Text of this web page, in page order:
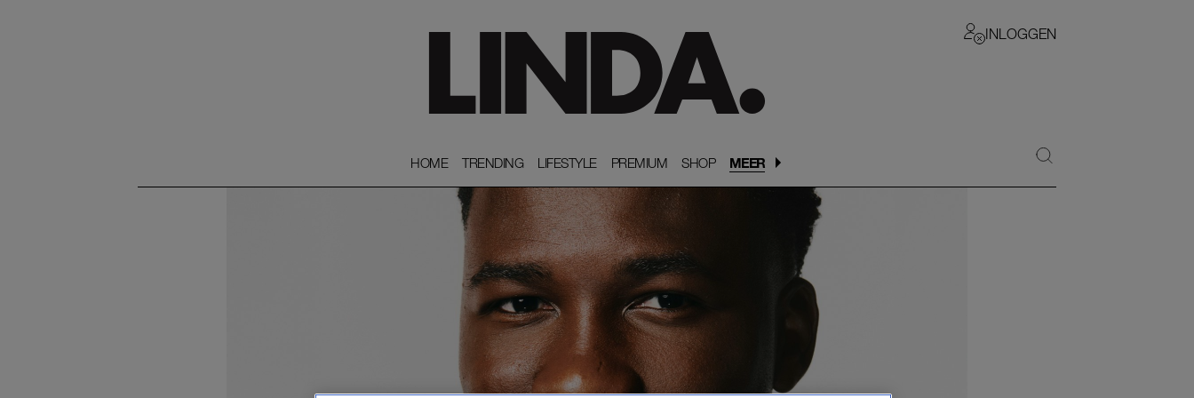
INLOGGEN
HOME
HOME TRENDING
TRENDING LIFESTYLE
LIFESTYLE PREMIUM
PREMIUM SHOP
SHOP MEER